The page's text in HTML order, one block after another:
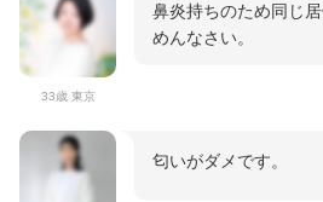
33歳 東京
鼻炎持ちのため同じ
めんなさい。
匂いがダメです。